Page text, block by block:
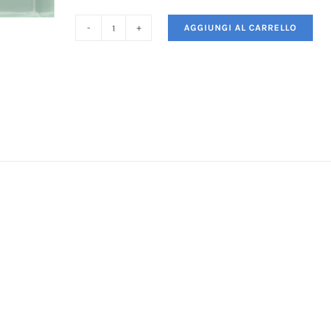
Rete
AGGIUNGI AL CARRELLO